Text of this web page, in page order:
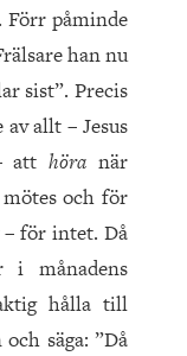
påminde
han nu
sist”. Precis
allt – Jesus
att höranär
och för
för intet. Då
månadens
hålla till
säga: ”Då